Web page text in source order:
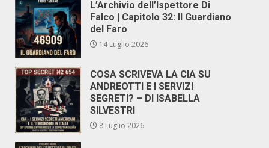
L’Archivio dell’Ispettore Di
Falco | Capitolo 32: Il Guardiano
del Faro
14 Luglio 2026
COSA SCRIVEVA LA CIA SU
ANDREOTTI E I SERVIZI
SEGRETI? – DI ISABELLA
SILVESTRI
8 Luglio 2026